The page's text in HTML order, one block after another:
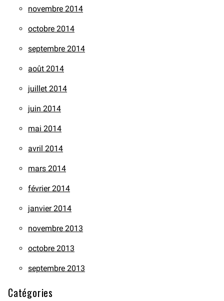
novembre 2014
octobre 2014
septembre 2014
août 2014
juillet 2014
juin 2014
mai 2014
avril 2014
mars 2014
février 2014
janvier 2014
novembre 2013
octobre 2013
septembre 2013
Catégories